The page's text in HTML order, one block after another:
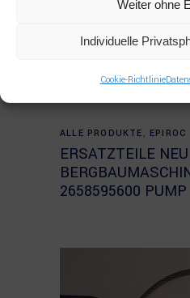
Weiter ohne
Individuelle
Cookie-Richtlinie
Read
ALLE PRODUKTE , EPIROC
ERSATZTEILE
2658595600 PUMP